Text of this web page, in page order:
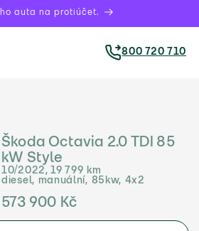
auta na protiúčet.
800 720 710
Škoda Octavia 2.0 TDI 85
kW Style
10/2022, 19 799 km
diesel, manuální, 85kw, 4x2
573 900 Kč